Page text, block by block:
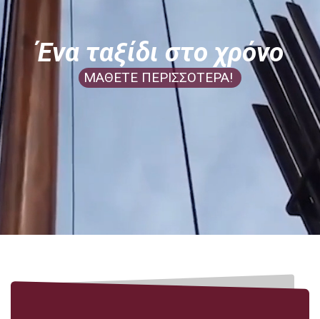
Ένα ταξίδι στο χρόνο
ΜΑΘΕΤΕ ΠΕΡΙΣΣΟΤΕΡΑ!